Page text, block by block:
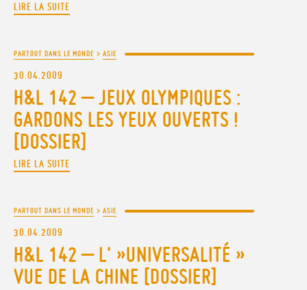
LIRE LA SUITE
PARTOUT DANS LE MONDE > ASIE
30.04.2009
H&L 142 – JEUX OLYMPIQUES :
GARDONS LES YEUX OUVERTS !
[DOSSIER]
LIRE LA SUITE
PARTOUT DANS LE MONDE > ASIE
30.04.2009
H&L 142 – L' »UNIVERSALITÉ »
VUE DE LA CHINE [DOSSIER]